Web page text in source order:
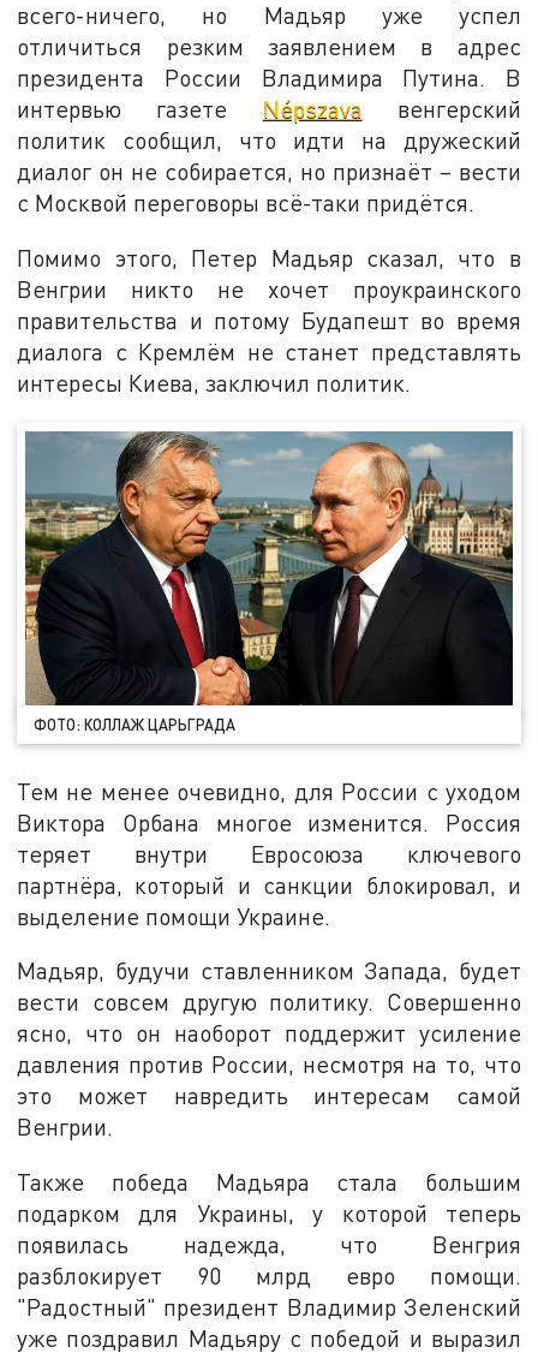
всего-ничего, но Мадьяр уже успел
отличиться резким заявлением в адрес
президента России Владимира Путина. В
интервью газете Népszava венгерский
политик сообщил, что идти на дружеский
диалог он не собирается, но признаёт – вести
с Москвой переговоры всё-таки придётся.
Помимо этого, Петер Мадьяр сказал, что в
Венгрии никто не хочет проукраинского
правительства и потому Будапешт во время
диалога с Кремлём не станет представлять
интересы Киева, заключил политик.
ФОТО: КОЛЛАЖ ЦАРЬГРАДА
Тем не менее очевидно, для России с уходом
Виктора Орбана многое изменится. Россия
теряет внутри Евросоюза ключевого
партнёра, который и санкции блокировал, и
выделение помощи Украине.
Мадьяр, будучи ставленником Запада, будет
вести совсем другую политику. Совершенно
ясно, что он наоборот поддержит усиление
давления против России, несмотря на то, что
это может навредить интересам самой
Венгрии.
Также победа Мадьяра стала большим
подарком для Украины, у которой теперь
появилась надежда, что Венгрия
разблокирует 90 млрд евро помощи.
"Радостный" президент Владимир Зеленский
уже поздравил Мадьяру с победой и выразил